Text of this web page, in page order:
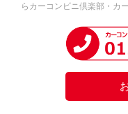
らカーコンビニ倶楽部・カ